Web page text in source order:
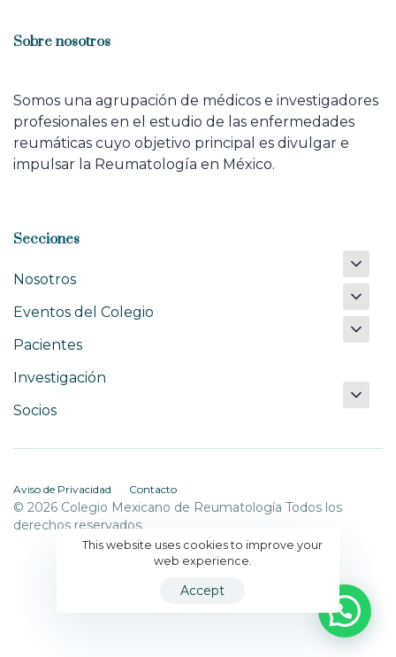
Sobre nosotros
Somos una agrupación de médicos e investigadores
profesionales en el estudio de las enfermedades
reumáticas cuyo objetivo principal es divulgar e
impulsar la Reumatología en México.
Secciones
Nosotros
Eventos del Colegio
Pacientes
Investigación
Socios
Aviso de Privacidad Contacto
© 2026 Colegio Mexicano de Reumatología Todos los
derechos reservados.
This website uses cookies to improve your
web experience.
Accept